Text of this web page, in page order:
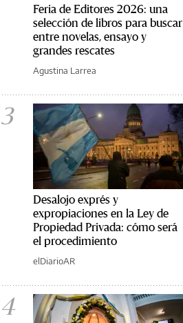
Feria de Editores 2026: una
selección de libros para buscar
entre novelas, ensayo y
grandes rescates
Agustina Larrea
3
Desalojo exprés y
expropiaciones en la Ley de
Propiedad Privada: cómo será
el procedimiento
elDiarioAR
4